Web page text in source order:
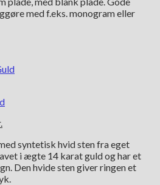
med f.eks. monogram eller
pris
er:
17,995.00 kr..
syntetisk hvid sten fra eget
i ægte 14 karat guld og har et
Den hvide sten giver ringen et